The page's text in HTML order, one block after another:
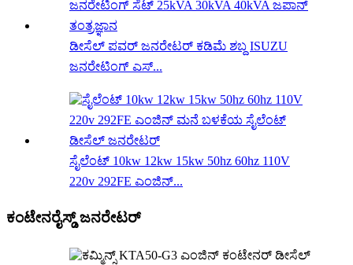
ಡೀಸೆಲ್ ಪವರ್ ಜನರೇಟರ್ ಕಡಿಮೆ ಶಬ್ದ ISUZU
ಜನರೇಟಿಂಗ್ ಎಸ್...
ಸೈಲೆಂಟ್ 10kw 12kw 15kw 50hz 60hz 110V
220v 292FE ಎಂಜಿನ್...
ಕಂಟೇನರೈಸ್ಡ್ ಜನರೇಟರ್